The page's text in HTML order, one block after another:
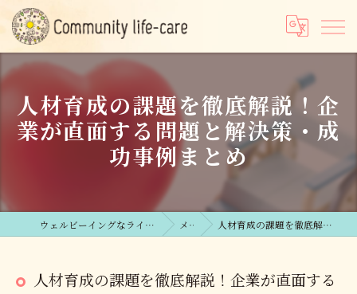
人材育成の課題を徹底解説！企
業が直面する問題と解決策・成
功事例まとめ
ウェルビーイングなライフコンサルならCommunity life-care合同会社 メディア 人材育成の課題を徹底解説！企業が直面する問題と解決策・成功事例まとめ
人材育成の課題を徹底解説！企業が直面する